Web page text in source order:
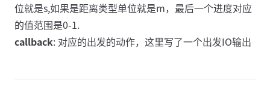
位就是s,如果是距离类型单位就是m，最后一个进度对应
的值范围是0-1.
callback: 对应的出发的动作，这里写了一个出发IO输出